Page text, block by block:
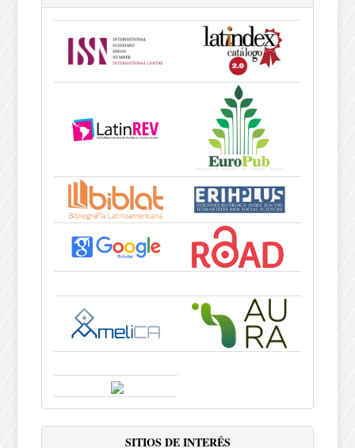
SITIOS DE INTERÉS